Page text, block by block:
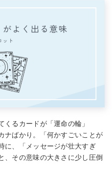
くるカードが「運命の輪」
ナばかり。「何かすごいことが
に、「メッセージが壮大すぎ
、その意味の大きさに少し圧倒